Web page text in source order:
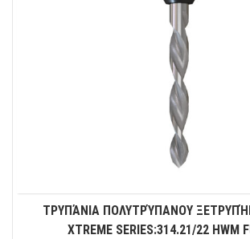
ΤΡΥΠΆΝΙΑ ΠΟΛΥΤΡΎΠΑΝΟΥ
XTREME SERIES:314.21/22 HWM